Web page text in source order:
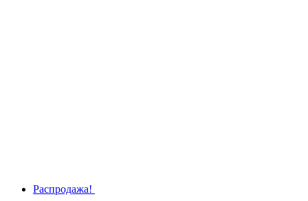
Распродажа!